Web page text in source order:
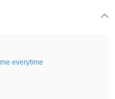
everytime